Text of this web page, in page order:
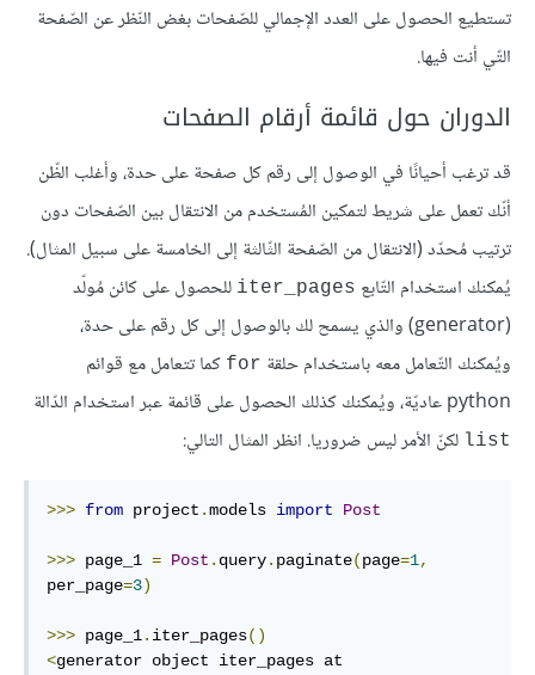
تستطيع الحصول على العدد الإجمالي للصّفحات بغض النّظر عن الصّفحة
التّي أنت فيها.
الدوران حول قائمة أرقام الصفحات
قد ترغب أحيانًا في الوصول إلى رقم كل صفحة على حدة، وأغلب الظّن
أنّك تعمل على شريط لتمكين المُستخدم من الانتقال بين الصّفحات دون
ترتيب مُحدّد (الانتقال من الصّفحة الثّالثة إلى الخامسة على سبيل المثال).
يُمكنك استخدام التّابع iter_pages للحصول على كائن مُولّد
(generator) والذي يسمح لك بالوصول إلى كل رقم على حدة،
ويُمكنك التّعامل معه باستخدام حلقة for كما تتعامل مع قوائم
python عاديّة، ويُمكنك كذلك الحصول على قائمة عبر استخدام الدّالة
list لكنّ الأمر ليس ضروريا. انظر المثال التالي:
>>> from project .models import Post
>>> page_1 = Post . query. paginate(page=1,
per_page=3)
>>> page_1. iter_pages()
<